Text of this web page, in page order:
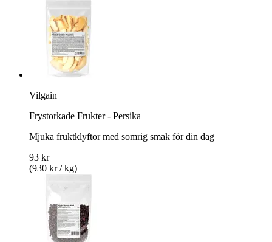
Vilgain
Frystorkade Frukter - Persika
Mjuka fruktklyftor med somrig smak för din dag
93 kr
(930 kr / kg)